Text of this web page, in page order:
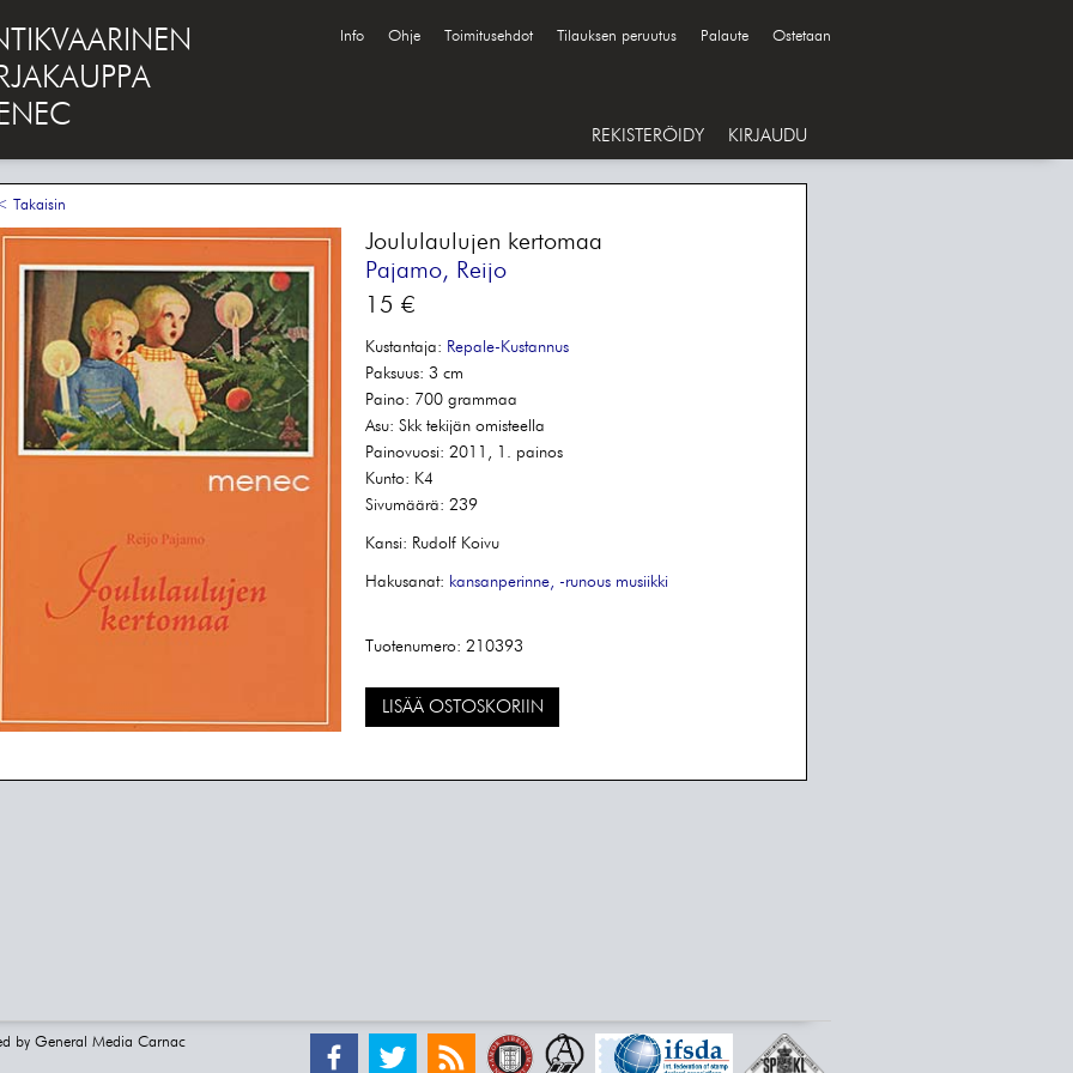
Info Ohje Toimitusehdot Tilauksen peruutus Palaute Ostetaan
REKISTERÖIDY KIRJAUDU
Takaisin
Joululaulujen kertomaa
Pajamo, Reijo
15 €
Kustantaja: Repale-Kustannus
Paksuus: 3 cm
Paino: 700 grammaa
Asu: Skk tekijän omisteella
Painovuosi: 2011, 1. painos
Kunto: K4
Sivumäärä: 239
Kansi: Rudolf Koivu
Hakusanat: kansanperinne, -runous musiikki
Tuotenumero: 210393
LISÄÄ OSTOSKORIIN
by General Media Carnac